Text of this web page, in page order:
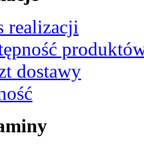
realizacji
dostawy